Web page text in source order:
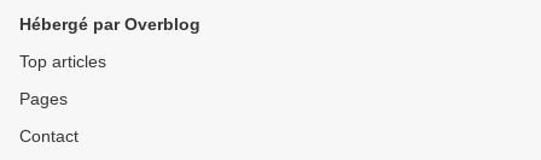
Hébergé par Overblog
Top articles
Pages
Contact